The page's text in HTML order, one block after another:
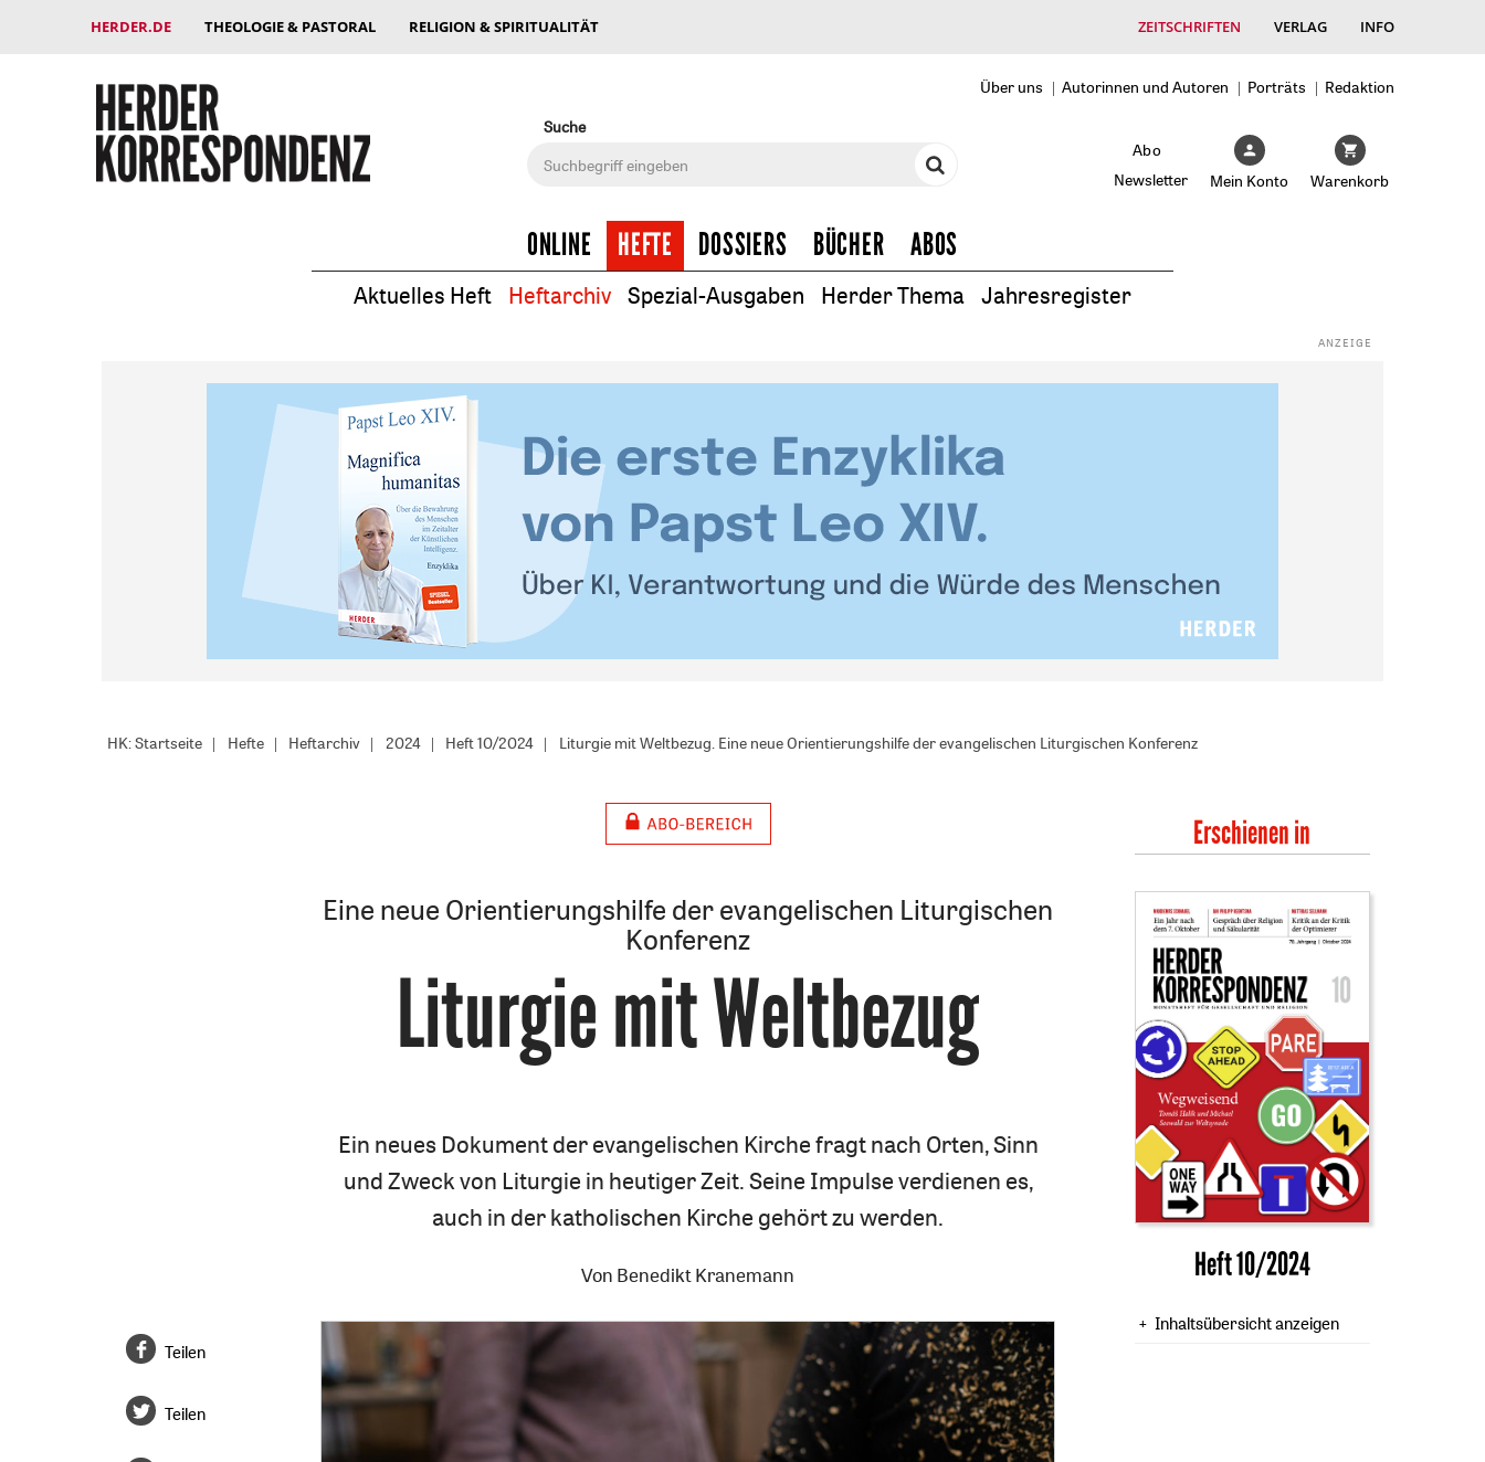
HERDER.DE THEOLOGIE & PASTORAL RELIGION & SPIRITUALITÄT ZEITSCHRIFTEN VERLAG INFO
Über uns Autorinnen und Autoren Porträts
Redaktion
Suche
Abo
Newsletter
Mein Konto Warenkorb
ONLINE HEFTE DOSSIERS BÜCHER ABOS
Aktuelles Heft Heftarchiv Spezial-Ausgaben Herder Thema Jahresregister
HK: Startseite Hefte Heftarchiv 2024 Heft 10/2024 Liturgie mit Weltbezug. Eine neue Orientierungshilfe der evangelischen Liturgischen Konferenz
Eine neue Orientierungshilfe der evangelischen Liturgischen
Konferenz
:
Liturgie mit Weltbezug
Ein neues Dokument der evangelischen Kirche fragt nach Orten, Sinn
und Zweck von Liturgie in heutiger Zeit. Seine Impulse verdienen es,
auch in der katholischen Kirche gehört zu werden.
Von Benedikt Kranemann
Teilen
Teilen
Erschienen in
Heft 10/2024
Inhaltsübersicht anzeigen